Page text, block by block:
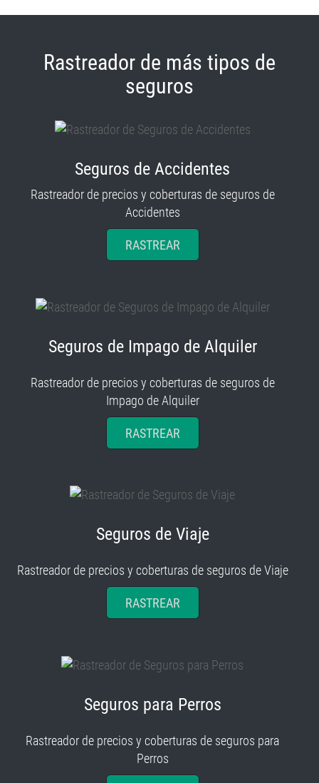
Rastreador de más tipos de
seguros
Seguros de Accidentes
Rastreador de precios y coberturas de seguros de
Accidentes
RASTREAR
Seguros de Impago de Alquiler
Rastreador de precios y coberturas de seguros de
Impago de Alquiler
RASTREAR
Seguros de Viaje
Rastreador de precios y coberturas de seguros de Viaje
RASTREAR
Seguros para Perros
Rastreador de precios y coberturas de seguros para
Perros